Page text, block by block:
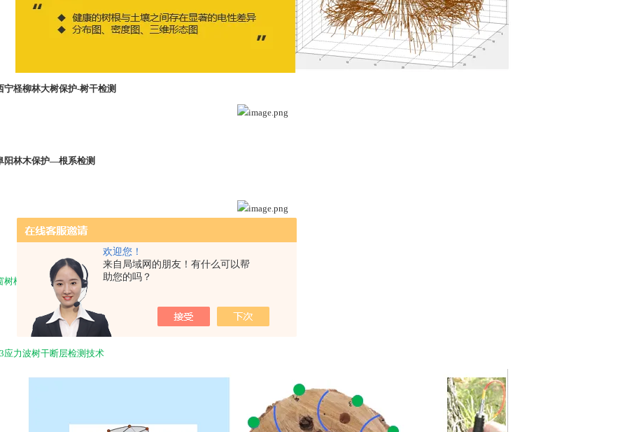
欢迎您！
来自局域网的朋友！有什么可以帮
助您的吗？
宁柽柳林大树保护-树干检测
阳林木保护—根系检测
树根监测技术
应力波树干断层检测技术